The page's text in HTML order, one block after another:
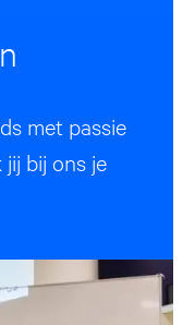
met passie
bij ons je